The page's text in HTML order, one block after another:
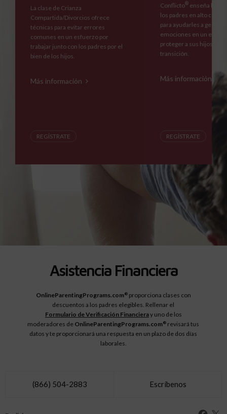
La clase de Crianza
Compartida/Divorcios ofrece
técnicas para evitar errores
comunes en un esfuerzo por
trabajar junto con los padres por el
bien de los hijos.
Más información
REGÍSTRATE
Conflicto® enseña
los padres en alto
para ayudarles a
emociones en un
proteger a sus hijos
transición.
Más información
REGÍSTRATE
Asistencia Financiera
OnlineParentingPrograms.com®proporciona clases con
descuentos a los padres elegibles. Rellenar el
Formulario de Verificación Financieray uno de los
moderadores de OnlineParentingPrograms.com® revisará tus
datos y te proporcionará una respuesta en un plazo de dos días
laborales.
(866) 504-2883 Escríbenos